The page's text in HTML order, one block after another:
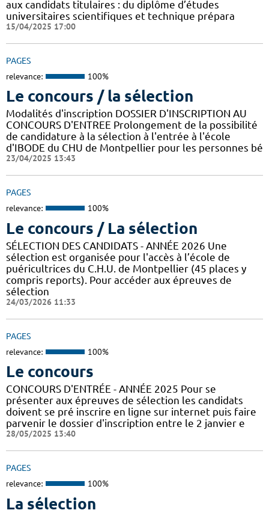
aux candidats titulaires : du diplôme d’études
universitaires scientifiques et technique prépara
15/04/2025 17:00
PAGES
relevance: 100%
Le concours / la sélection
Modalités d'inscription DOSSIER D'INSCRIPTION AU
CONCOURS D'ENTREE Prolongement de la possibilité
de candidature à la sélection à l'entrée à l'école
d'IBODE du CHU de Montpellier pour les personnes bé
23/04/2025 13:43
PAGES
relevance: 100%
Le concours / La sélection
SÉLECTION DES CANDIDATS - ANNÉE 2026 Une
sélection est organisée pour l'accès à l’école de
puéricultrices du C.H.U. de Montpellier (45 places y
compris reports). Pour accéder aux épreuves de
sélection
24/03/2026 11:33
PAGES
relevance: 100%
Le concours
CONCOURS D'ENTRÉE - ANNÉE 2025 Pour se
présenter aux épreuves de sélection les candidats
doivent se pré inscrire en ligne sur internet puis faire
parvenir le dossier d'inscription entre le 2 janvier e
28/05/2025 13:40
PAGES
relevance: 100%
La sélection